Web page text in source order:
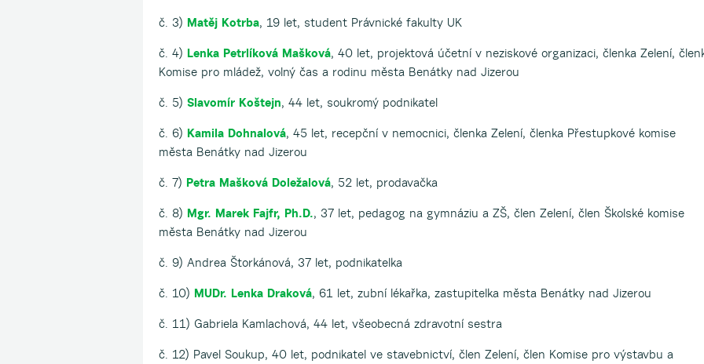
č. 3) Matěj Kotrba, 19 let, student Právnické fakulty UK
č. 4) Lenka Petrlíková Mašková, 40 let, projektová účetní v neziskové organizaci, členka Zelení,
Komise pro mládež, volný čas a rodinu města Benátky nad Jizerou
č. 5) Slavomír Koštejn, 44 let, soukromý podnikatel
č. 6) Kamila Dohnalová, 45 let, recepční v nemocnici, členka Zelení, členka Přestupkové komise
města Benátky nad Jizerou
č. 7) Petra Mašková Doležalová, 52 let, prodavačka
č. 8) Mgr. Marek Fajfr, Ph.D., 37 let, pedagog na gymnáziu a ZŠ, člen Zelení, člen Školské komise
města Benátky nad Jizerou
č. 9) Andrea Štorkánová, 37 let, podnikatelka
č. 10) MUDr. Lenka Draková, 61 let, zubní lékařka, zastupitelka města Benátky nad Jizerou
č. 11) Gabriela Kamlachová, 44 let, všeobecná zdravotní sestra
č. 12) Pavel Soukup, 40 let, podnikatel ve stavebnictví, člen Zelení, člen Komise pro výstavbu a